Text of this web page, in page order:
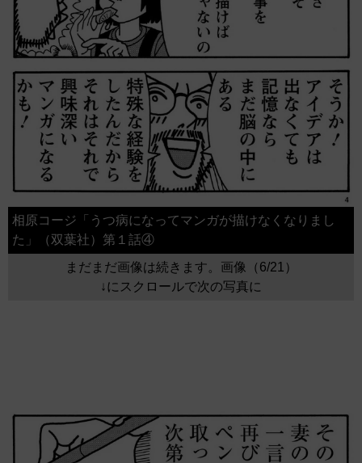
相原コージ「うつ病になってマンガが描けなくなりまし
た」（双葉社）第１話④
まだまだ画像は続きます。画像（6/21）
↓にスクロールで次の写真に